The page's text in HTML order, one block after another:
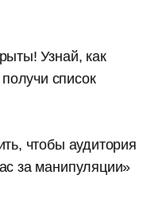
Узнай, как
список
чтобы аудитория
за манипуляции»